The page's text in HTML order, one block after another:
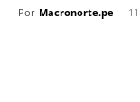
Por Macronorte.pe -